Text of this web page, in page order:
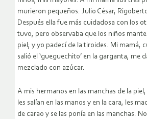
murieron pequeños: Julio César,
Después ella fue más cuidadosa con los
tuvo, pero observaba que los niños
piel; y yo padecí de la tiroides. Mi mamá,
salió el ‘gueguechito’ en la garganta, me
mezclado con azúcar.
A mis hermanos en las manchas de la
les salían en las manos y en la cara, les
de carao y se las ponía en las manchas.